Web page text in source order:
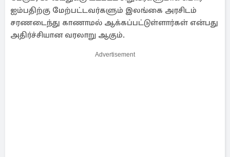
ஐம்பதிற்கு மேற்பட்டவர்களும் இலங்கை அரசிடம்
சரணடைந்து காணாமல் ஆக்கப்பட்டுள்ளார்கள் என்பது
அதிர்ச்சியான வரலாறு ஆகும்.
Advertisement